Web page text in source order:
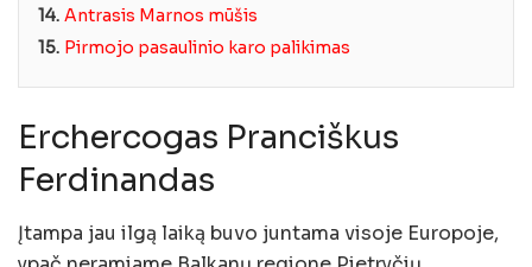
14. Antrasis Marnos mūšis
15. Pirmojo pasaulinio karo palikimas
Erchercogas Pranciškus
Ferdinandas
Įtampa jau ilgą laiką buvo juntama visoje Europoje,